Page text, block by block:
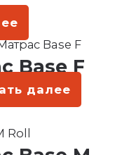
Base F
далее